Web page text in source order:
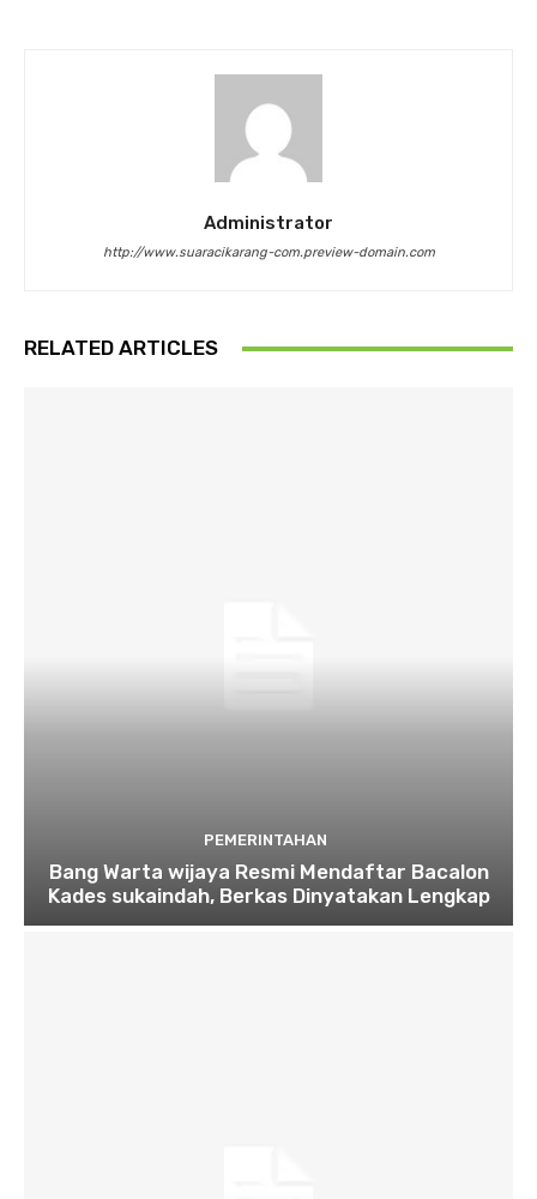
Administrator
http://www.suaracikarang-com.preview-domain.com
RELATED ARTICLES
PEMERINTAHAN
Bang Warta wijaya Resmi Mendaftar Bacalon
Kades sukaindah, Berkas Dinyatakan Lengkap